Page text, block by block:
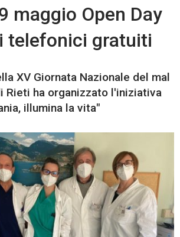
maggio Open Day
telefonici gratuiti
XV Giornata Nazionale del mal
Rieti ha organizzato l'iniziativa
illumina la vita"